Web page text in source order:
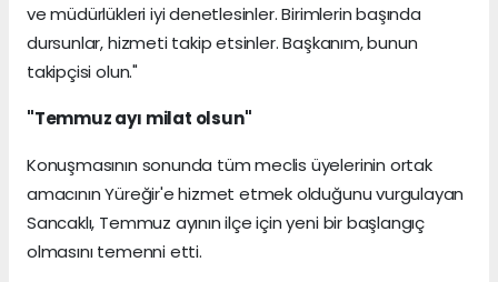
ve müdürlükleri iyi denetlesinler. Birimlerin başında
dursunlar, hizmeti takip etsinler. Başkanım, bunun
takipçisi olun."
"Temmuz ayı milat olsun"
Konuşmasının sonunda tüm meclis üyelerinin ortak
amacının Yüreğir'e hizmet etmek olduğunu vurgulayan
Sancaklı, Temmuz ayının ilçe için yeni bir başlangıç
olmasını temenni etti.